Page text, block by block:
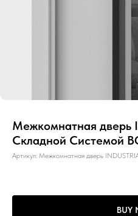
Межкомнатная дверь
Складной Системой
Артикул: Межкомнатная дверь
BUY